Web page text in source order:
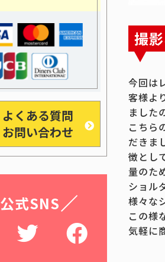
撮
今回は
客様よ
ました
こちら
だきま
徴とし
量のた
ショル
様々な
この様
気軽に
よくある質問
お問い合わせ
公式SNS